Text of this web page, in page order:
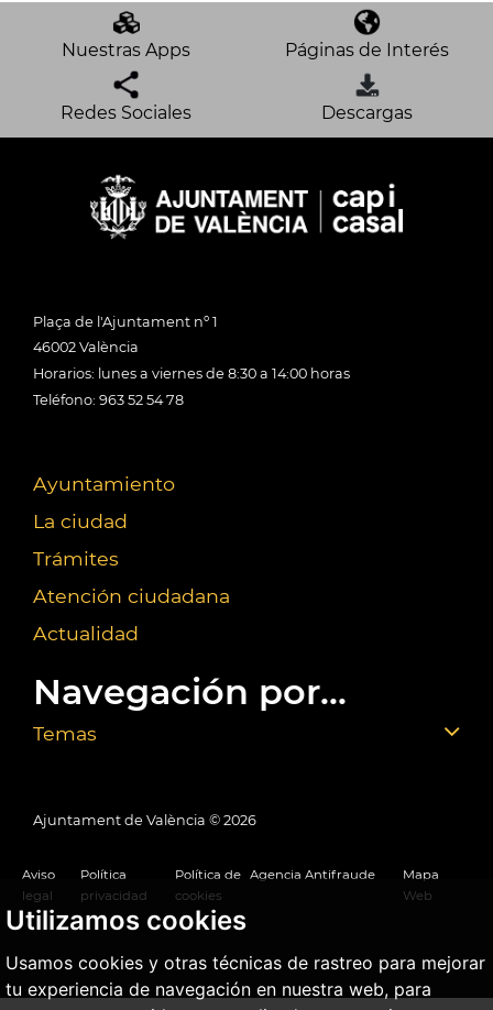
Utilizamos cookies
Usamos cookies y otras técnicas de rastreo para mejorar
tu experiencia de navegación en nuestra web, para
Nuestras Apps Páginas de Interés
Redes Sociales Descargas
Plaça de l'Ajuntament nº 1
46002 València
Horarios: lunes a viernes de 8:30 a 14:00 horas
Teléfono: 963 52 54 78
Ayuntamiento
La ciudad
Trámites
Atención ciudadana
Actualidad
Navegación por...
Temas
Ajuntament de València © 2026
Aviso
legal
Política
privacidad
Política de
cookies
Agencia Antifraude
Mapa
Web